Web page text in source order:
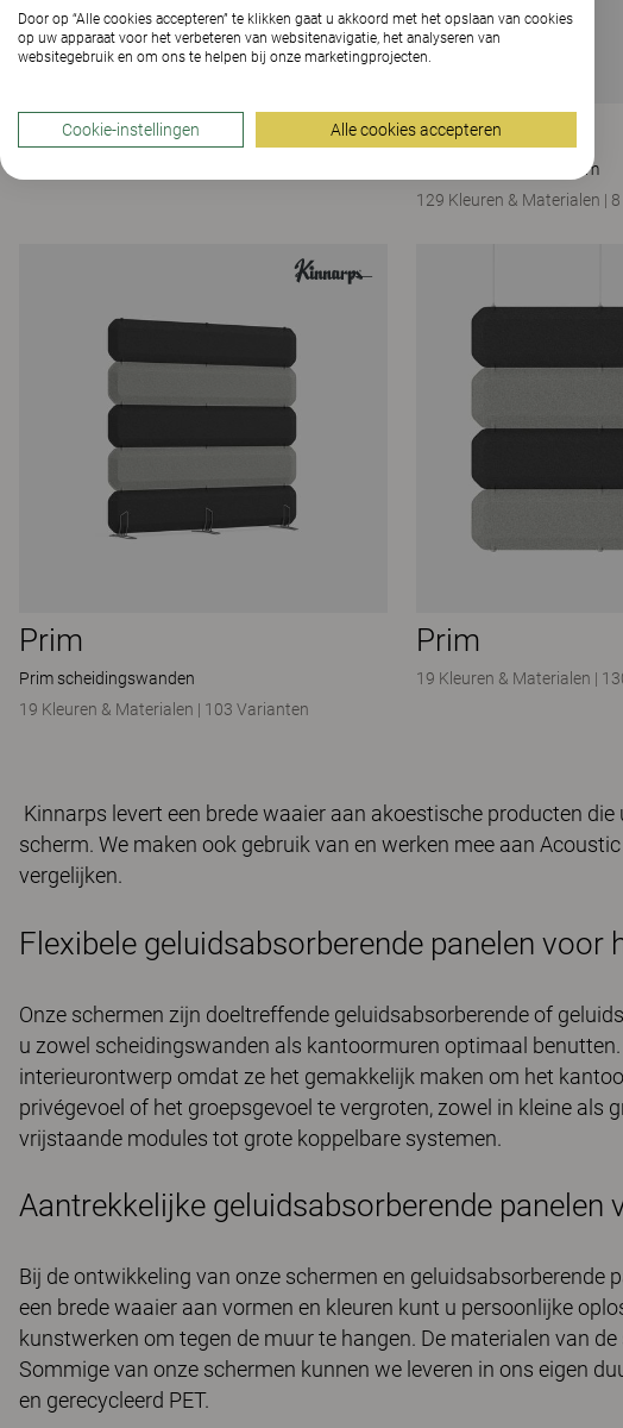
Zonit 80 Vibe
Vibe Light bureauscherm
129 Kleuren & Materialen |
Prim
Prim scheidingswanden
19 Kleuren & Materialen | 103 Varianten
Prim
19 Kleuren & Materialen |
Kinnarps levert een brede waaier aan akoestische producten
scherm. We maken ook gebruik van en werken mee aan
vergelijken.
Flexibele geluidsabsorberende panelen voor
Onze schermen zijn doeltreffende geluidsabsorberende of
u zowel scheidingswanden als kantoormuren optimaal
interieurontwerp omdat ze het gemakkelijk maken om het
privégevoel of het groepsgevoel te vergroten, zowel in kleine als
vrijstaande modules tot grote koppelbare systemen.
Aantrekkelijke geluidsabsorberende panelen
Bij de ontwikkeling van onze schermen en
een brede waaier aan vormen en kleuren kunt u persoonlijke
kunstwerken om tegen de muur te hangen. De materialen van
Sommige van onze schermen kunnen we leveren in ons eigen
en gerecycleerd PET.
Door op “Alle cookies accepteren” te klikken gaat u akkoord met het opslaan van cookies
op uw apparaat voor het verbeteren van websitenavigatie, het analyseren van
websitegebruik en om ons te helpen bij onze marketingprojecten.
Cookie-instellingen Alle cookies accepteren